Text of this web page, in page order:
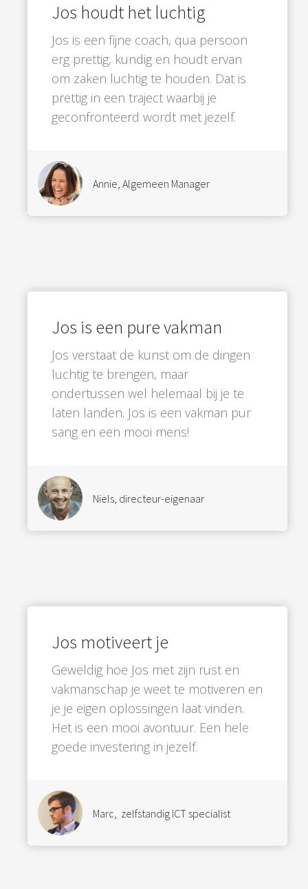
Jos houdt het luchtig
Jos is een fijne coach, qua persoon
erg prettig, kundig en houdt ervan
om zaken luchtig te houden. Dat is
prettig in een traject waarbij je
geconfronteerd wordt met jezelf.
Annie, Algemeen Manager
Jos is een pure vakman
Jos verstaat de kunst om de dingen
luchtig te brengen, maar
ondertussen wel helemaal bij je te
laten landen. Jos is een vakman pur
sang en een mooi mens!
Niels, directeur-eigenaar
Jos motiveert je
Geweldig hoe Jos met zijn rust en
vakmanschap je weet te motiveren en
je je eigen oplossingen laat vinden.
Het is een mooi avontuur. Een hele
goede investering in jezelf.
Marc, zelfstandig ICT specialist